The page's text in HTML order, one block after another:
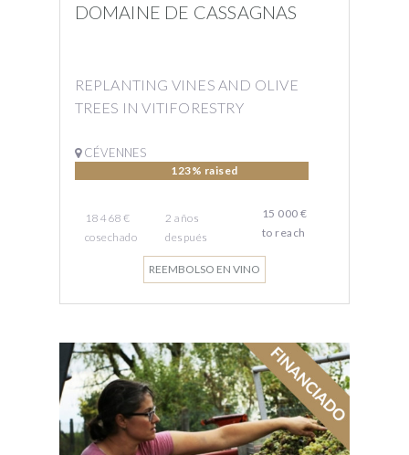
DOMAINE DE CASSAGNAS
REPLANTING VINES AND OLIVE
TREES IN VITIFORESTRY
CÉVENNES
123% raised
18 468 €
cosechado
2 años
después
15 000 €
to reach
REEMBOLSO EN VINO